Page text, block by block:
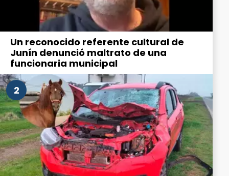
Un reconocido referente cultural de
Junín denunció maltrato de una
funcionaria municipal
2